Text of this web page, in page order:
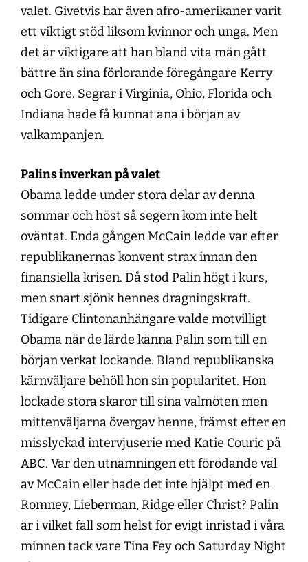
valet. Givetvis har även afro-amerikaner varit
ett viktigt stöd liksom kvinnor och unga. Men
det är viktigare att han bland vita män gått
bättre än sina förlorande föregångare Kerry
och Gore. Segrar i Virginia, Ohio, Florida och
Indiana hade få kunnat ana i början av
valkampanjen.
Palins inverkan på valet
Obama ledde under stora delar av denna
sommar och höst så segern kom inte helt
oväntat. Enda gången McCain ledde var efter
republikanernas konvent strax innan den
finansiella krisen. Då stod Palin högt i kurs,
men snart sjönk hennes dragningskraft.
Tidigare Clintonanhängare valde motvilligt
Obama när de lärde känna Palin som till en
början verkat lockande. Bland republikanska
kärnväljare behöll hon sin popularitet. Hon
lockade stora skaror till sina valmöten men
mittenväljarna övergav henne, främst efter en
misslyckad intervjuserie med Katie Couric på
ABC. Var den utnämningen ett förödande val
av McCain eller hade det inte hjälpt med en
Romney, Lieberman, Ridge eller Christ? Palin
är i vilket fall som helst för evigt inristad i våra
minnen tack vare Tina Fey och Saturday Night